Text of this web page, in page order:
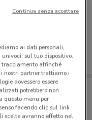
te!
negozi vicino a te,
risparmio, comodamente
ai dati personali,
sul tuo dispositivo.
tracciamento affinché
nostri partner trattiamo i
dovessero essere
potrebbero non
questo menu per
facendo clic sul link
scelte avranno effetto nel
Continua senza accettare